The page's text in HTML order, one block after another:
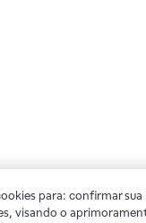
para: confirmar
visando o